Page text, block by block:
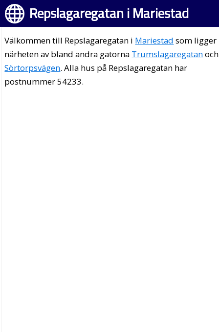
Repslagaregatan i Mariestad
Välkommen till Repslagaregatan i Mariestad som ligger
närheten av bland andra gatorna Trumslagaregatanoch
Sörtorpsvägen. Alla hus på Repslagaregatan har
postnummer 54233.